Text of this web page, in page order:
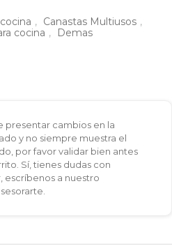
, Canastas Multiusos ,
cocina ,
Demas
presentar cambios en la
y no siempre muestra el
por favor validar bien antes
Sí, tienes dudas con
escríbenos a nuestro